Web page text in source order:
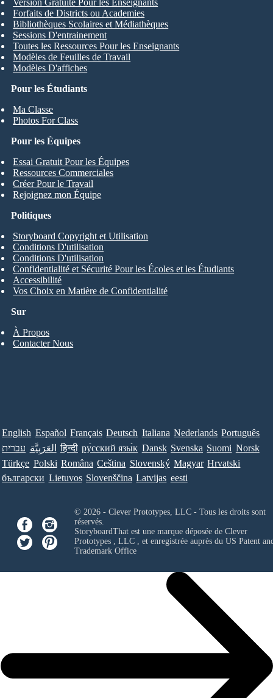
Pour les Étudiants
Ma Classe
Photos For Class
Forfaits de Districts ou Academies
Bibliothèques Scolaires et Médiathèques
Sessions D'entrainement
Toutes les Ressources Pour les Enseignants
Modèles de Feuilles de Travail
Modèles D'affiches
Pour les Équipes
Essai Gratuit Pour les Équipes
Ressources Commerciales
Créer Pour le Travail
Rejoignez mon Équipe
Sur
À Propos
Contacter Nous
Politiques
Storyboard Copyright et Utilisation
Conditions D'utilisation
Conditions D'utilisation
Confidentialité et Sécurité Pour les Écoles et les Étudiants
Accessibilité
Vos Choix en Matière de Confidentialité
English Español Français Deutsch Italiana Nederlands Português
עברית العَرَبِيَّة हिन्दी ру́сский язы́к Dansk Svenska Suomi Norsk
Türkçe Polski Româna Ceština Slovenský Magyar Hrvatski
български Lietuvos Slovenščina Latvijas eesti
© 2026 - Clever Prototypes, LLC - Tous les droits sont
réservés.
StoryboardThat est une marque déposée de Clever
Prototypes , LLC, et enregistrée auprès du US Patent
Trademark Office